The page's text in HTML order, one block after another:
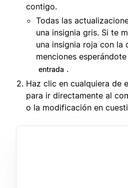
contigo.
Todas las
una insignia gris. Si te
una insignia roja con la
menciones
entrada .
Haz clic en cualquiera de
para ir directamente al
o la modificación en